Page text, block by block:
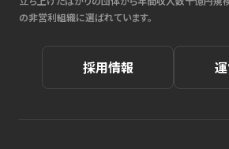
の非営利組織に選ばれています。
採用情報